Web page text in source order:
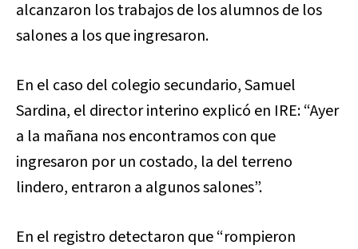
alcanzaron los trabajos de los alumnos de los
salones a los que ingresaron.
En el caso del colegio secundario, Samuel
Sardina, el director interino explicó en IRE: “Ayer
a la mañana nos encontramos con que
ingresaron por un costado, la del terreno
lindero, entraron a algunos salones”.
En el registro detectaron que “rompieron